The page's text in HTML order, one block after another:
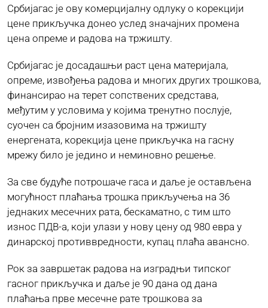
ПЛАН ЈАВНИХ НАБАВКИ
КОНТАКТ
Србијагас је ову комерцијалну одлуку о корекцији
цене прикључка донео услед значајних промена
цена опреме и радова на тржишту.
Србијагас је досадашњи раст цена материјала,
опреме, извођења радова и многих других трошкова,
финансирао на терет сопствених средстава,
међутим у условима у којима тренутно послује,
суочен са бројним изазовима на тржишту
енергената, корекција цене прикључка на гасну
мрежу било је једино и неминовно решење.
За све будуће потрошаче гаса и даље је остављена
могућност плаћања трошка прикључења на 36
једнаких месечних рата, бескаматно, с тим што
износ ПДВ-а, који улази у нову цену од 980 евра у
динарској противвредности, купац плаћа авансно.
Рок за завршетак радова на изградњи типског
гасног прикључка и даље је 90 дана од дана
плаћања прве месечне рате трошкова за